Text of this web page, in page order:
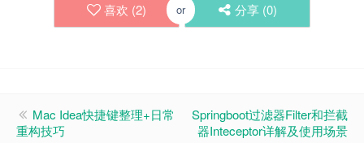
喜欢 (2) or 分享 (0)
Mac Idea快捷键整理+日常
重构技巧
Springboot过滤器Filter和拦截
器Inteceptor详解及使用场景